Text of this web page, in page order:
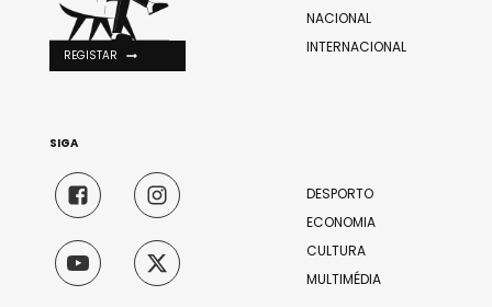
NACIONAL
INTERNACIONAL
DESPORTO
ECONOMIA
CULTURA
MULTIMÉDIA
REGISTAR
SIGA